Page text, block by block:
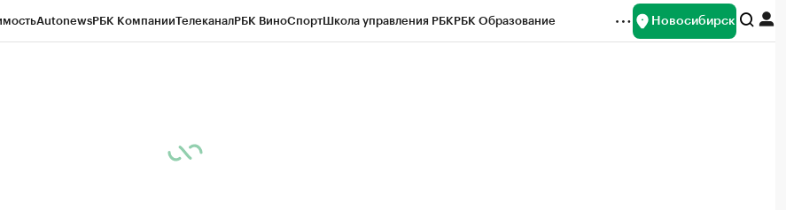
AutonewsРБК КомпанииТелеканалРБК ВиноСпортШкола управления РБКРБК Образование Новосибирск